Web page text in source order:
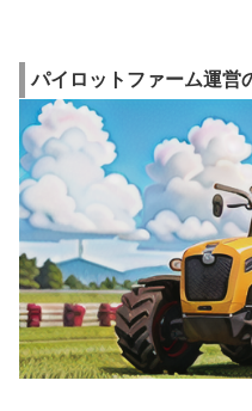
パイロットファーム運営